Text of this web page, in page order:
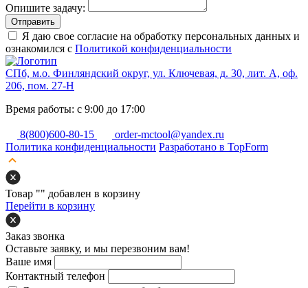
Опишите задачу:
Отправить
Я даю свое согласие на обработку персональных данных и
ознакомился с Политикой конфиденциальности
СПб, м.о. Финляндский округ, ул. Ключевая, д. 30, лит. А, оф.
206, пом. 27-Н
Время работы: с 9:00 до 17:00
8(800)600-80-15
order-mctool@yandex.ru
Политика конфиденциальности Разработано в TopForm
Товар "" добавлен в корзину
Перейти в корзину
Заказ звонка
Оставьте заявку, и мы перезвоним вам!
Ваше имя
Контактный телефон